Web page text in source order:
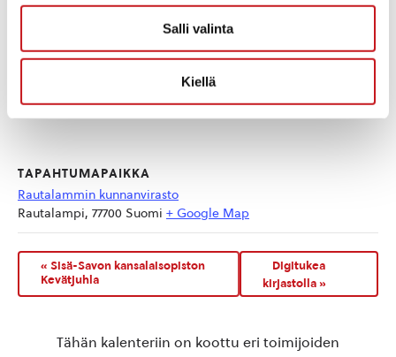
Salli valinta
Kiellä
TAPAHTUMAPAIKKA
Rautalammin kunnanvirasto
Rautalampi, 77700 Suomi + Google Map
« Sisä-Savon kansalaisopiston
Kevätjuhla
Digitukea
kirjastolla»
Tähän kalenteriin on koottu eri toimijoiden